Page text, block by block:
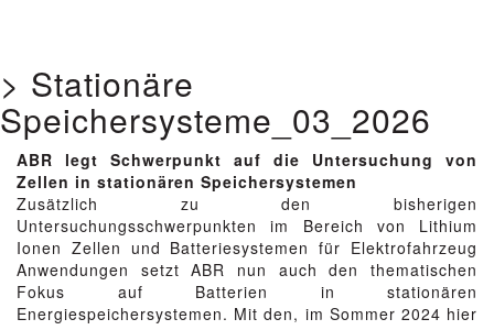
> Stationäre
Speichersysteme_03_2026
ABR legt Schwerpunkt auf die Untersuchung von
Zellen in stationären Speichersystemen
Zusätzlich zu den bisherigen
Untersuchungsschwerpunkten im Bereich von Lithium
Ionen Zellen und Batteriesystemen für Elektrofahrzeug
Anwendungen setzt ABR nun auch den thematischen
Fokus auf Batterien in stationären
Energiespeichersystemen. Mit den, im Sommer 2024 hier